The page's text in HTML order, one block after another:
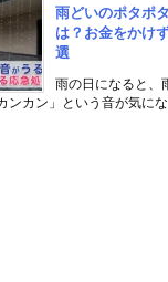
雨どいのポタポ
は？お金をかけ
選
雨の日になると、
ンカン」という音が気に